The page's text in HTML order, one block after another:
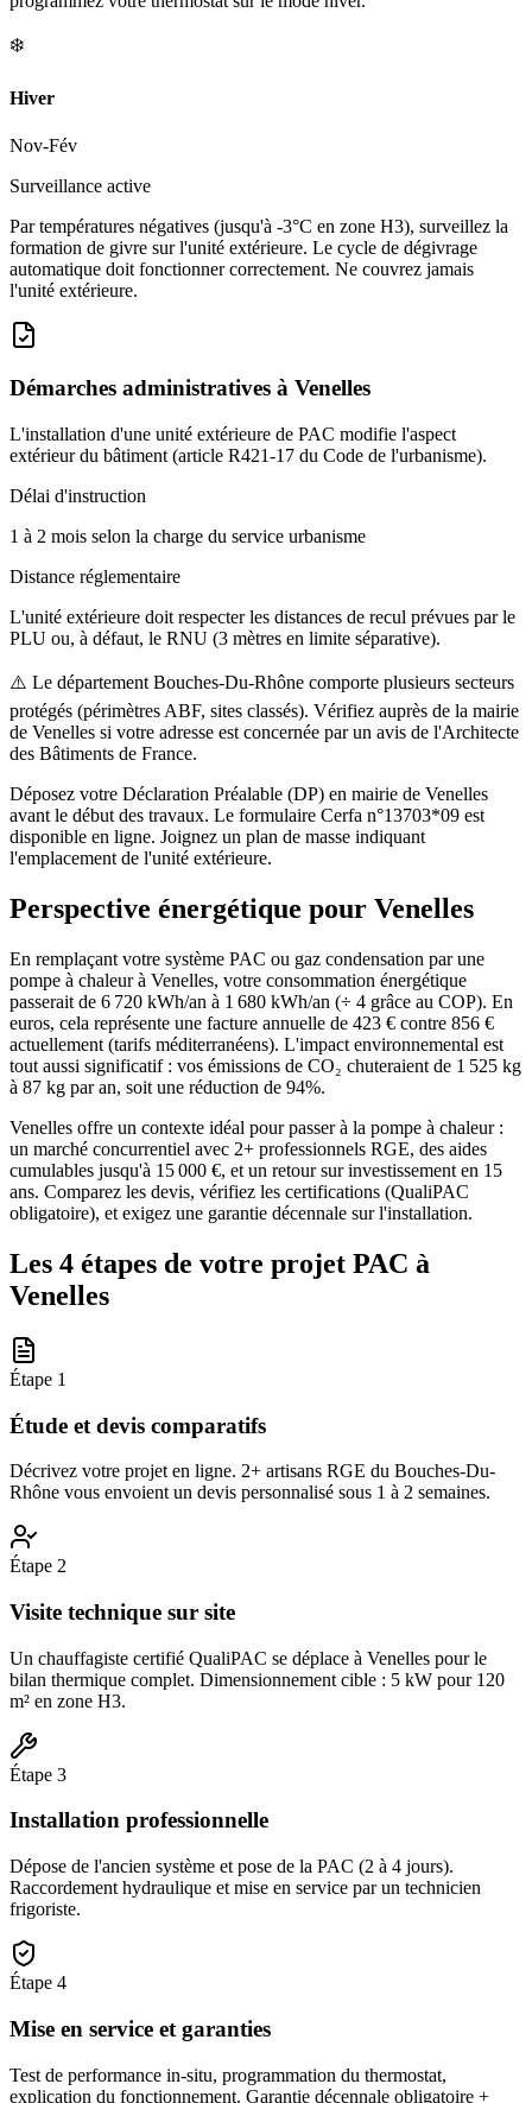
❄️
Hiver
Nov-Fév
Surveillance active
Par températures négatives (jusqu'à -3°C en zone H3), surveillez la
formation de givre sur l'unité extérieure. Le cycle de dégivrage
automatique doit fonctionner correctement. Ne couvrez jamais
l'unité extérieure.
Démarches administratives à Venelles
L'installation d'une unité extérieure de PAC modifie l'aspect
extérieur du bâtiment (article R421-17 du Code de l'urbanisme).
Délai d'instruction
1 à 2 mois selon la charge du service urbanisme
Distance réglementaire
L'unité extérieure doit respecter les distances de recul prévues par le
PLU ou, à défaut, le RNU (3 mètres en limite séparative).
⚠️ Le département Bouches-Du-Rhône comporte plusieurs secteurs
protégés (périmètres ABF, sites classés). Vérifiez auprès de la mairie
de Venelles si votre adresse est concernée par un avis de l'Architecte
des Bâtiments de France.
Déposez votre Déclaration Préalable (DP) en mairie de Venelles
avant le début des travaux. Le formulaire Cerfa n°13703*09 est
disponible en ligne. Joignez un plan de masse indiquant
l'emplacement de l'unité extérieure.
Perspective énergétique pour Venelles
En remplaçant votre système PAC ou gaz condensation par une
pompe à chaleur à Venelles, votre consommation énergétique
passerait de 6 720 kWh/an à 1 680 kWh/an (÷ 4 grâce au COP). En
euros, cela représente une facture annuelle de 423 € contre 856 €
actuellement (tarifs méditerranéens). L'impact environnemental est
tout aussi significatif : vos émissions de CO₂ chuteraient de 1 525 kg
à 87 kg par an, soit une réduction de 94%.
Venelles offre un contexte idéal pour passer à la pompe à chaleur :
un marché concurrentiel avec 2+ professionnels RGE, des aides
cumulables jusqu'à 15 000 €, et un retour sur investissement en 15
ans. Comparez les devis, vérifiez les certifications (QualiPAC
obligatoire), et exigez une garantie décennale sur l'installation.
Les 4 étapes de votre projet PAC à
Venelles
Étape 1
Étude et devis comparatifs
Décrivez votre projet en ligne. 2+ artisans RGE du Bouches-Du-
Rhône vous envoient un devis personnalisé sous 1 à 2 semaines.
Étape 2
Visite technique sur site
Un chauffagiste certifié QualiPAC se déplace à Venelles pour le
bilan thermique complet. Dimensionnement cible : 5 kW pour 120
m² en zone H3.
Étape 3
Installation professionnelle
Dépose de l'ancien système et pose de la PAC (2 à 4 jours).
Raccordement hydraulique et mise en service par un technicien
frigoriste.
Étape 4
Mise en service et garanties
Test de performance in-situ, programmation du thermostat,
explication du fonctionnement. Garantie décennale obligatoire +